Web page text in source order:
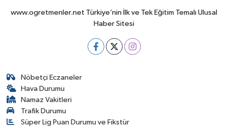
www.ogretmenler.net Türkiye’nin İlk ve Tek Eğitim Temalı Ulusal
Haber Sitesi
Nöbetçi Eczaneler
Hava Durumu
Namaz Vakitleri
Trafik Durumu
Süper Lig Puan Durumu ve Fikstür